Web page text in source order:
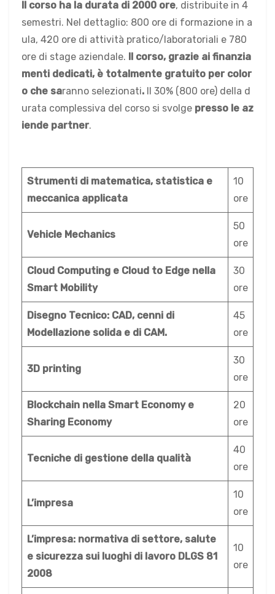
Il corso ha la durata di 2000 ore, distribuite in 4
semestri. Nel dettaglio: 800 ore di formazione in a
ula, 420 ore di attività pratico/laboratoriali e 780
ore di stage aziendale. Il corso, grazie ai finanzia
menti dedicati, è totalmente gratuito per color
o che saranno selezionati. Il 30% (800 ore) della d
urata complessiva del corso si svolge presso le az
iende partner.
Strumenti di matematica, statistica e
meccanica applicata
10
ore
Vehicle Mechanics
50
ore
Cloud Computing e Cloud to Edge nella
Smart Mobility
30
ore
Disegno Tecnico: CAD, cenni di
Modellazione solida e di CAM.
45
ore
3D printing
30
ore
Blockchain nella Smart Economy e
Sharing Economy
20
ore
Tecniche di gestione della qualità
40
ore
L’impresa
10
ore
L’impresa: normativa di settore, salute
e sicurezza sui luoghi di lavoro DLGS 81
2008
10
ore